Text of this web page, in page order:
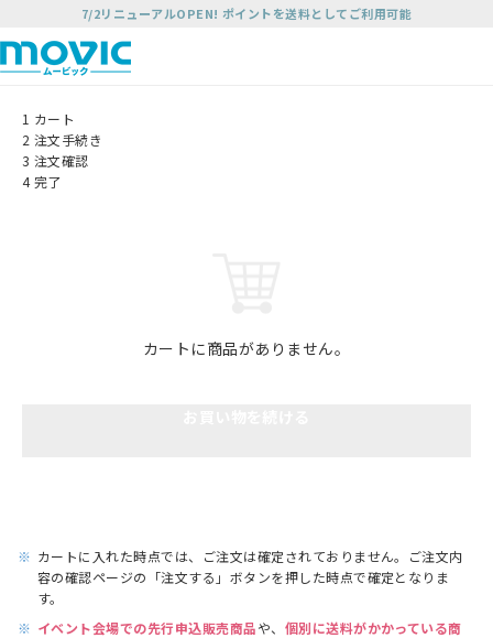
7/2リニューアルOPEN! ポイントを送料としてご利用可能
1 カート
2 注文手続き
3 注文確認
4 完了
カートに商品がありません。
※ カートに入れた時点では、ご注文は確定されておりません。ご注文内
容の確認ページの「注文する」ボタンを押した時点で確定となりま
す。
※ イベント会場での先行申込販売商品や、 個別に送料がかかっている商